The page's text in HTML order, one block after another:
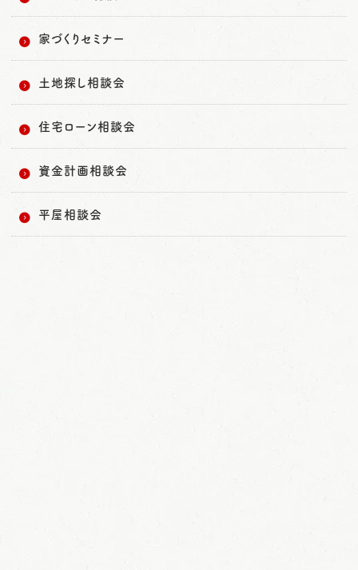
家づくりセミナー
土地探し相談会
住宅ローン相談会
資金計画相談会
平屋相談会